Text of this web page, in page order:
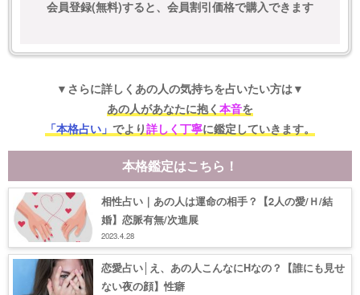
会員登録(無料)すると、会員割引価格で購入できます
▼さらに詳しくあの人の気持ちを占いたい方は▼
あの人があなたに抱く 本音を
「本格占い」 でより詳しく丁寧に鑑定していきます。
本格鑑定はこちら！
相性占い｜あの人は運命の相手？【2人の愛/Ｈ/結
婚】恋脈有無/次進展
2023.4.28
恋愛占い│え、あの人こんなにHなの？【誰にも見せ
ない夜の顔】性癖